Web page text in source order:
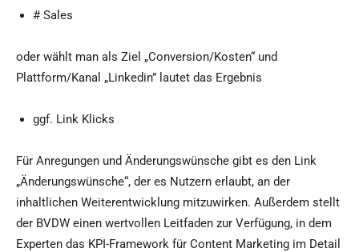
# Sales
oder wählt man als Ziel „Conversion/Kosten“ und
Plattform/Kanal „Linkedin” lautet das Ergebnis
ggf. Link Klicks
Für Anregungen und Änderungswünsche gibt es den Link
„Änderungswünsche“, der es Nutzern erlaubt, an der
inhaltlichen Weiterentwicklung mitzuwirken. Außerdem stellt
der BVDW einen wertvollen Leitfaden zur Verfügung, in dem
Experten das KPI-Framework für Content Marketing im Detail